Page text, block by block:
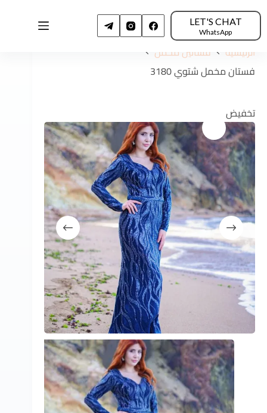
LET'S CHAT
WhatsApp
الرئيسية
فساتين مخمل
فستان مخمل شتوي 3180
تخفيض